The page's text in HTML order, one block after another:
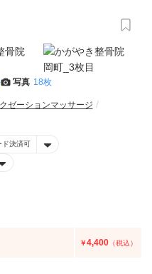
写真 18枚
ゼーションマッサージ
ド決済可
￥4,400 （税込）